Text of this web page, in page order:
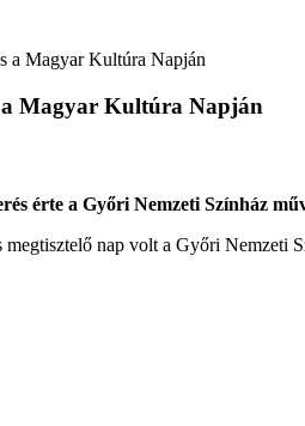
a Magyar Kultúra Napján
a Magyar Kultúra Napján
érte a Győri Nemzeti Színház
nap volt a Győri Nemzeti